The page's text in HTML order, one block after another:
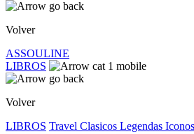
Volver
ASSOULINE
LIBROS
Volver
LIBROS Travel Clasicos Legendas Iconos